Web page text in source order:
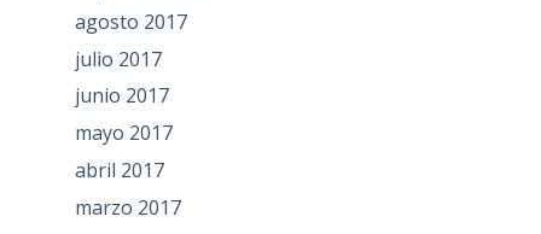
agosto 2017
julio 2017
junio 2017
mayo 2017
abril 2017
marzo 2017